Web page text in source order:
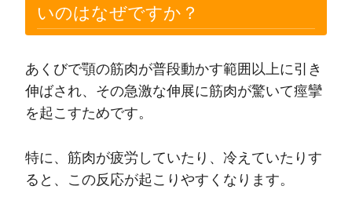
いのはなぜですか？
あくびで顎の筋肉が普段動かす範囲以上に引き
伸ばされ、その急激な伸展に筋肉が驚いて痙攣
を起こすためです。
特に、筋肉が疲労していたり、冷えていたりす
ると、この反応が起こりやすくなります。